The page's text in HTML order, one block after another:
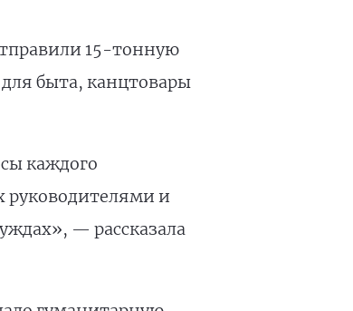
15-тонную
быта, канцтовары
каждого
руководителями и
— рассказала